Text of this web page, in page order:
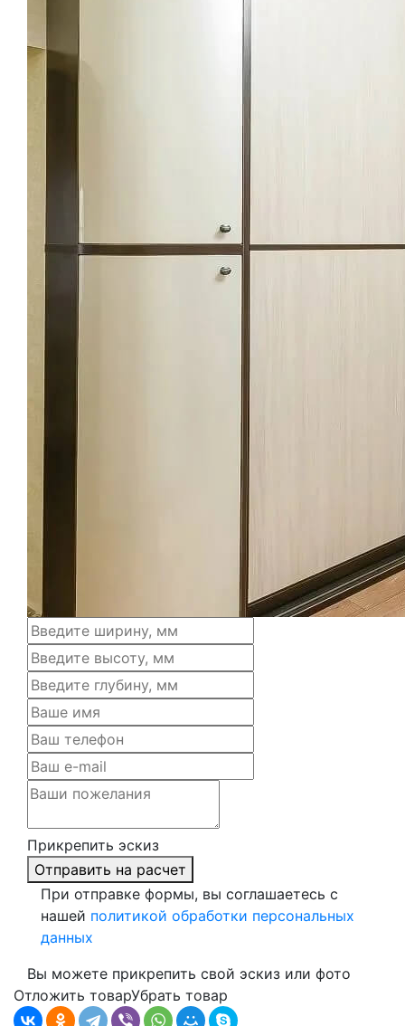
Прикрепить эскиз
Отправить на расчет
При отправке формы, вы соглашаетесь с
нашей политикой обработки персональных
данных
Вы можете прикрепить свой эскиз или фото
Отложить товарУбрать товар